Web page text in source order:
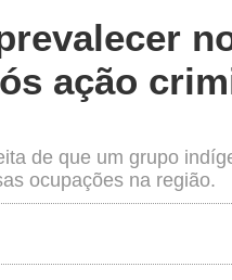
ação
de que um grupo
ocupações na região.